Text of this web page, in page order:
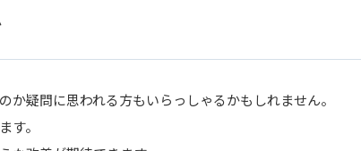
疑問に思われる方もいらっしゃるかもしれません。
す。